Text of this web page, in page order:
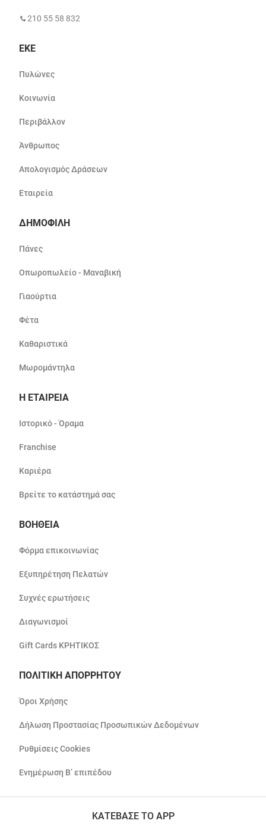
210 55 58 832
ΕΚΕ
Πυλώνες
Κοινωνία
Περιβάλλον
Άνθρωπος
Απολογισμός Δράσεων
Εταιρεία
ΔΗΜΟΦΙΛΗ
Πάνες
Οπωροπωλείο - Μαναβική
Γιαούρτια
Φέτα
Καθαριστικά
Μωρομάντηλα
Η ΕΤΑΙΡΕΙΑ
Ιστορικό - Όραμα
Franchise
Καριέρα
Βρείτε το κατάστημά σας
ΒΟΗΘΕΙΑ
Φόρμα επικοινωνίας
Εξυπηρέτηση Πελατών
Συχνές ερωτήσεις
Διαγωνισμοί
Gift Cards ΚΡΗΤΙΚΟΣ
ΠΟΛΙΤΙΚΗ ΑΠΟΡΡΗΤΟΥ
Όροι Χρήσης
Δήλωση Προστασίας Προσωπικών Δεδομένων
Ρυθμίσεις Cookies
Ενημέρωση Β’ επιπέδου
ΚΑΤΕΒΑΣΕ ΤΟ APP